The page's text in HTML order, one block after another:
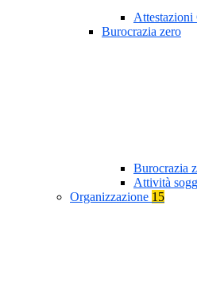
Attestazioni
Burocrazia zero
Burocrazia
Attività
Organizzazione 15